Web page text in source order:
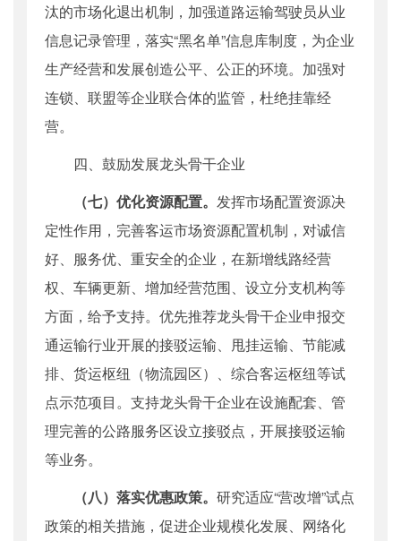
汰的市场化退出机制，加强道路运输驾驶员从业
信息记录管理，落实“黑名单”信息库制度，为企业
生产经营和发展创造公平、公正的环境。加强对
连锁、联盟等企业联合体的监管，杜绝挂靠经
营。
四、鼓励发展龙头骨干企业
（七）优化资源配置。 发挥市场配置资源决
定性作用，完善客运市场资源配置机制，对诚信
好、服务优、重安全的企业，在新增线路经营
权、车辆更新、增加经营范围、设立分支机构等
方面，给予支持。优先推荐龙头骨干企业申报交
通运输行业开展的接驳运输、甩挂运输、节能减
排、货运枢纽（物流园区）、综合客运枢纽等试
点示范项目。支持龙头骨干企业在设施配套、管
理完善的公路服务区设立接驳点，开展接驳运输
等业务。
（八）落实优惠政策。 研究适应“营改增”试点
政策的相关措施，促进企业规模化发展、网络化